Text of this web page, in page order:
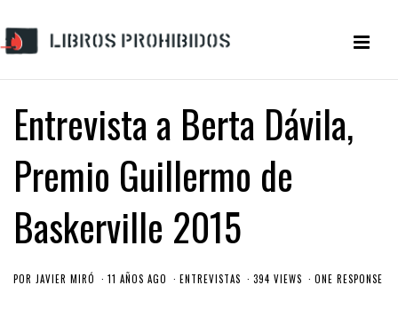
Entrevista a Berta Dávila,
Premio Guillermo de
Baskerville 2015
POR JAVIER MIRÓ 11 AÑOS AGO ENTREVISTAS 394 VIEWS ONE RESPONSE